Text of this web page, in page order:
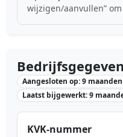
wijzigen/aanvullen”
Aangesloten op: 9
Laatst bijgewerkt: 9
KVK-nummer